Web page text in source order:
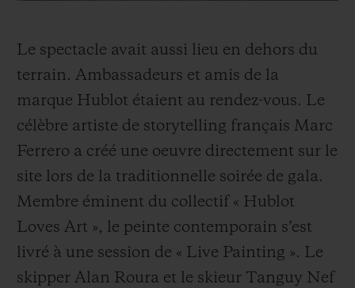
Original Steel Ceramic doté d’un
calibre manufacture disposant de 42 heures
Le spectacle avait aussi lieu en dehors du
terrain. Ambassadeurs et amis de la
marque Hublot étaient au rendez-vous. Le
célèbre artiste de storytelling français Marc
Ferrero a créé une oeuvre directement sur le
site lors de la traditionnelle soirée de gala.
Membre éminent du collectif « Hublot
Loves Art », le peinte contemporain s’est
livré à une session de « Live Painting ». Le
skipper Alan Roura et le skieur Tanguy Nef